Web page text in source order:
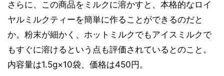
さらに、この商品をミルクに溶かすと、本格的なロイ
ヤルミルクティーを簡単に作ることができるのだと
か。粉末が細かく、ホットミルクでもアイスミルクで
もすぐに溶けるという点も評価されているとのこと。
内容量は1.5g×10袋、価格は450円。